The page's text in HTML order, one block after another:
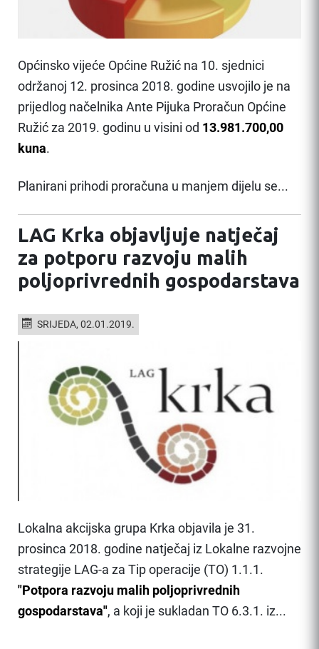
Općinsko vijeće Općine Ružić na 10. sjednici
održanoj 12. prosinca 2018. godine usvojilo je na
prijedlog načelnika Ante Pijuka Proračun Općine
Ružić za 2019. godinu u visini od 13.981.700,00
kuna.
Planirani prihodi proračuna u manjem dijelu se...
LAG Krka objavljuje natječaj
za potporu razvoju malih
poljoprivrednih gospodarstava
SRIJEDA, 02.01.2019.
Lokalna akcijska grupa Krka objavila je 31.
prosinca 2018. godine natječaj iz Lokalne razvojne
strategije LAG-a za Tip operacije (TO) 1.1.1.
"Potpora razvoju malih poljoprivrednih
gospodarstava", a koji je sukladan TO 6.3.1. iz...